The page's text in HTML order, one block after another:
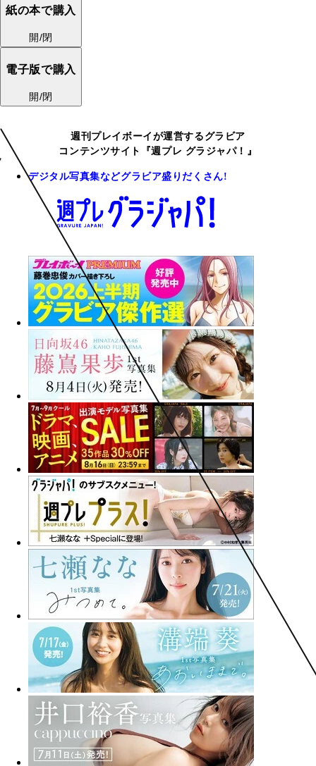
紙の本で購入
開/閉
電子版で購入
開/閉
週刊プレイボーイが運営するグラビア
コンテンツサイト『週プレ グラジャパ！』
デジタル写真集などグラビア盛りだくさん!